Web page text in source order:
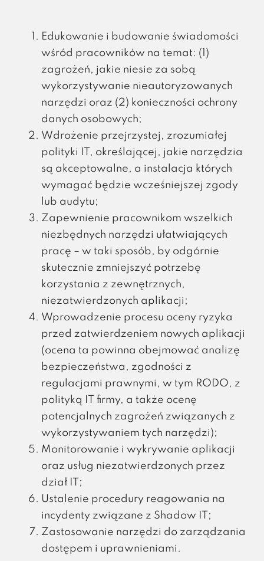
Edukowanie i budowanie świadomości
wśród pracowników na temat: (1)
zagrożeń, jakie niesie za sobą
wykorzystywanie nieautoryzowanych
narzędzi oraz (2) konieczności ochrony
danych osobowych;
Wdrożenie przejrzystej, zrozumiałej
polityki IT, określającej, jakie narzędzia
są akceptowalne, a instalacja których
wymagać będzie wcześniejszej zgody
lub audytu;
Zapewnienie pracownikom wszelkich
niezbędnych narzędzi ułatwiających
pracę – w taki sposób, by odgórnie
skutecznie zmniejszyć potrzebę
korzystania z zewnętrznych,
niezatwierdzonych aplikacji;
Wprowadzenie procesu oceny ryzyka
przed zatwierdzeniem nowych aplikacji
(ocena ta powinna obejmować analizę
bezpieczeństwa, zgodności z
regulacjami prawnymi, w tym RODO, z
polityką IT firmy, a także ocenę
potencjalnych zagrożeń związanych z
wykorzystywaniem tych narzędzi);
Monitorowanie i wykrywanie aplikacji
oraz usług niezatwierdzonych przez
dział IT;
Ustalenie procedury reagowania na
incydenty związane z Shadow IT;
Zastosowanie narzędzi do zarządzania
dostępem i uprawnieniami.